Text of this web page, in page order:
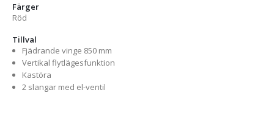
Färger
Röd
Tillval
Fjädrande vinge 850 mm
Vertikal flytlägesfunktion
Kastöra
2 slangar med el-ventil